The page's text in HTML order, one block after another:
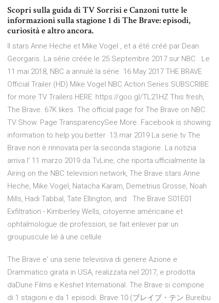
Scopri sulla guida di TV Sorrisi e Canzoni tutte le
informazioni sulla stagione 1 di The Brave: episodi,
curiosità e altro ancora.
Il stars Anne Heche et Mike Vogel , et a été créé par Dean
Georgaris. La série créée le 25 Septembre 2017 sur NBC . Le
11 mai 2018, NBC a annulé la série 16 May 2017 THE BRAVE
Official Trailer (HD) Mike Vogel NBC Action Series SUBSCRIBE
for more TV Trailers HERE: https://goo.gl/TL21HZ This fresh,
The Brave. 67K likes. The official page for The Brave on NBC.
TV Show. Page TransparencySee More. Facebook is showing
information to help you better 13 mar 2019 La serie tv The
Brave non è rinnovata per la seconda stagione. La notizia
arriva l' 11 marzo 2019 da TvLine, che riporta ufficialmente la
Airing on the NBC television network, The Brave stars Anne
Heche, Mike Vogel, Natacha Karam, Demetrius Grosse, Noah
Mills, Hadi Tabbal, Tate Ellington, and The Brave S01E01
Exfiltration - Kimberley Wells, citoyenne américaine et
ophtalmologue de profession, se fait enlever par un
groupuscule lié à une cellule
The Brave e' una serie televisiva di genere Azione e
Drammatico girata in USA, realizzata nel 2017, e prodotta
daDune Films e Keshet International. The Brave si compone
di 1 stagioni e da 1 episodi. Brave 10 (ブレイブ・テン Bureibu